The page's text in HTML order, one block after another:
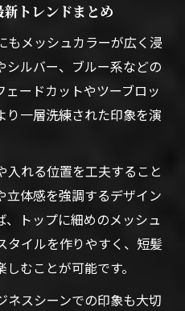
メッシュ選択基準とは
ッシュを実現するコツ
で大切なチェック項目
ッシュの選び方を公開
トレンドまとめ
もメッシュカラーが広く浸
シルバー、ブルー系などの
ードカットやツーブロッ
り一層洗練された印象を演
入れる位置を工夫すること
立体感を強調するデザイン
トップに細めのメッシュ
タイルを作りやすく、短髪
むことが可能です。
ネスシーンでの印象も大切